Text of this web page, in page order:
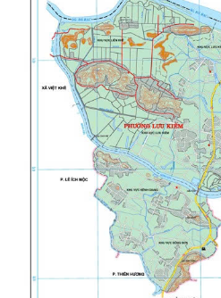
UBND phường Lưu Kiếm thông báo
kiểm tra hồ sơ đăng ký, cấp Giấy...
ĐOÀN KIỂM TRA CỦA BAN
CÔNG TÁC KHOA HỌC, CÔNG NGHỆ,
UBND phường Lưu Kiếm thông báo
kiểm tra hồ sơ đăng ký, cấp Giấy...
Niêm yết công khai về việc mất
nhà ở của ông Trịnh Văn Tài tại...
THUẾ CƠ SỞ 1 THÀNH PHỐ HẢI
BÁO DOANH THU 6 THÁNG ĐẦU NĂM
CÔNG AN PHƯỜNG LƯU KIẾM HƯỞNG